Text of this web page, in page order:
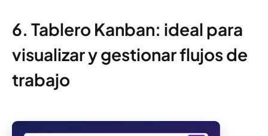
6. Tablero Kanban: ideal para
visualizar y gestionar flujos de
trabajo